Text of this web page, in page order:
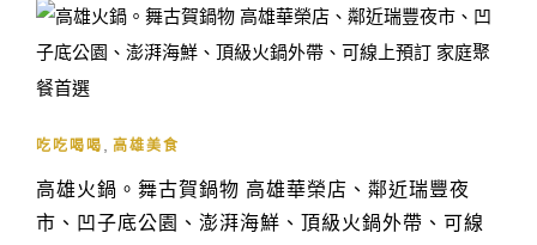
吃吃喝喝 高雄美食
高雄火鍋。舞古賀鍋物 高雄華榮店、鄰近瑞豐夜
市、凹子底公園、澎湃海鮮、頂級火鍋外帶、可線